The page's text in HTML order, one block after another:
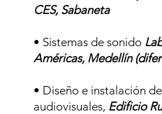
CES, Sabaneta
• Sistemas de sonido
Américas, Medellín
• Diseño e instalación
audiovisuales, Edificio